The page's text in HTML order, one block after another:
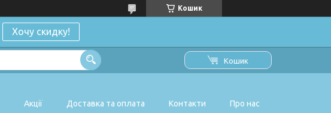
Кошик
Хочу скидку!
Кошик
Акції Доставка та оплата Контакти Про нас